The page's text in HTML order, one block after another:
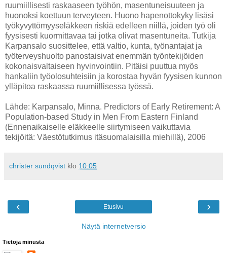
ruumiillisesti raskaaseen työhön, masentuneisuuteen ja
huonoksi koettuun terveyteen. Huono hapenottokyky lisäsi
työkyvyttömyyseläkkeen riskiä edelleen niillä, joiden työ oli
fyysisesti kuormittavaa tai jotka olivat masentuneita. Tutkija
Karpansalo suosittelee, että valtio, kunta, työnantajat ja
työterveyshuolto panostaisivat enemmän työntekijöiden
kokonaisvaltaiseen hyvinvointiin. Pitäisi puuttua myös
hankaliin työolosuhteisiin ja korostaa hyvän fyysisen kunnon
ylläpitoa raskaassa ruumiillisessa työssä.
Lähde: Karpansalo, Minna. Predictors of Early Retirement: A
Population-based Study in Men From Eastern Finland
(Ennenaikaiselle eläkkeelle siirtymiseen vaikuttavia
tekijöitä: Väestötutkimus itäsuomalaisilla miehillä), 2006
christer sundqvist klo 10:05
‹ ›
Etusivu
Näytä internetversio
Tietoja minusta